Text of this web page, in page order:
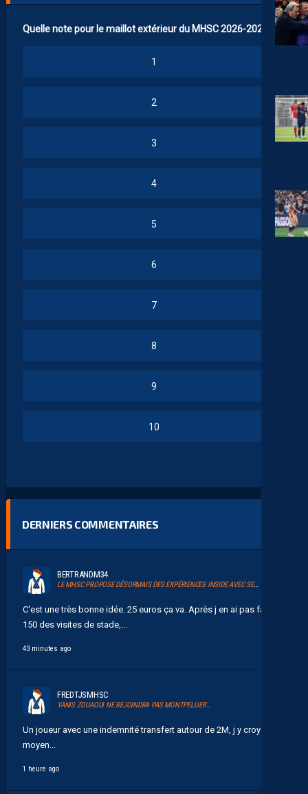
Quelle note pour le maillot extérieur du MHSC 2026-2027 ?
1
2
3
4
5
6
7
8
9
10
DERNIERS COMMENTAIRES
BERTRANDM34
LE MHSC PROPOSE DÉSORMAIS DES EXPÉRIENCES INSIDE AVEC SERSOU
C'est une très bonne idée. 25 euros ça va. Après j en ai pas fait
150 des visites de stade,...
43 minutes ago
FREDTJSMHSC
YANIS ZOUAOUI NE REJOINDRA PAS MONTPELLIER…
Un joueur avec une indemnité transfert autour de 2M, j y croyais
moyen...
1 heure ago